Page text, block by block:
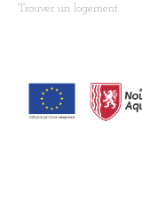
Trouver un logement